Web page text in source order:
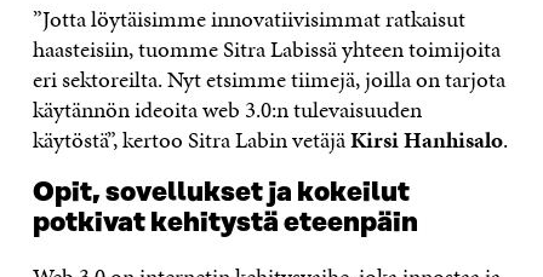
”Jotta löytäisimme innovatiivisimmat ratkaisut
haasteisiin, tuomme Sitra Labissä yhteen toimijoita
eri sektoreilta. Nyt etsimme tiimejä, joilla on tarjota
käytännön ideoita web 3.0:n tulevaisuuden
käytöstä”, kertoo Sitra Labin vetäjäKirsi Hanhisalo.
Opit, sovellukset ja kokeilut
potkivat kehitystä eteenpäin